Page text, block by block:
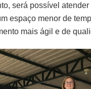
será possível
espaço menor de
mais ágil e de